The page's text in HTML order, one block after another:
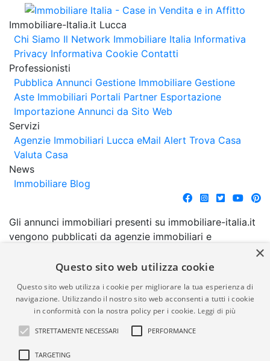
Immobiliare-Italia.it Lucca
Chi Siamo Il Network Immobiliare Italia Informativa
Privacy Informativa Cookie Contatti
Professionisti
Pubblica Annunci Gestione Immobiliare Gestione
Aste Immobiliari Portali Partner Esportazione
Importazione Annunci da Sito Web
Servizi
Agenzie Immobiliari Lucca eMail Alert Trova Casa
Valuta Casa
News
Immobiliare Blog
Gli annunci immobiliari presenti su immobiliare-italia.it
vengono pubblicati da agenzie immobiliari e
comporta l'approvazione o l'avallo da parte di
garanzia da parte di quest'ultima. immobiliare-italia.it
quindi non è responsabile della veridicità, della
correttezza, della completezza, della normativa in
materia di privacy e/o di alcun altro aspetto dei
suddetti annunci.
×
Questo sito web utilizza cookie
Questo sito web utilizza i cookie per migliorare la tua esperienza di
navigazione. Utilizzando il nostro sito web acconsenti a tutti i cookie
in conformità con la nostra policy per i cookie. Leggi di più
STRETTAMENTE NECESSARI PERFORMANCE
TARGETING